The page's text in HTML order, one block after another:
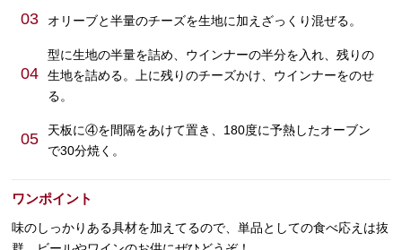
03 オリーブと半量のチーズを生地に加えざっくり混ぜる。
04
型に生地の半量を詰め、ウインナーの半分を入れ、残りの
生地を詰める。上に残りのチーズかけ、ウインナーをのせ
る。
05
天板に④を間隔をあけて置き、180度に予熱したオーブン
で30分焼く。
ワンポイント
味のしっかりある具材を加えてるので、単品としての食べ応えは抜